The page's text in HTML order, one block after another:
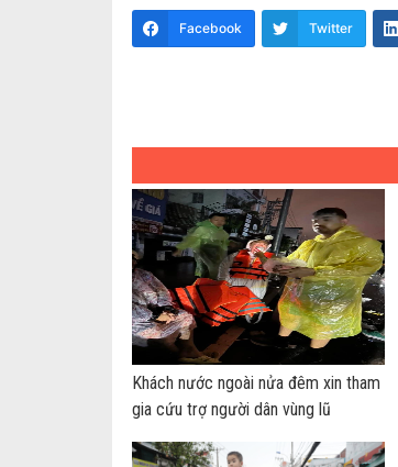
Facebook Twitter
Khách nước ngoài nửa đêm xin tham
gia cứu trợ người dân vùng lũ